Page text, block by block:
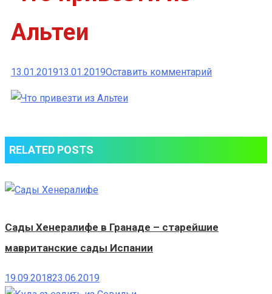
Альтеи
13.01.201913.01.2019Оставить комментарийк
Альтеи
RELATED POSTS
Сады Хенералифе в Гранаде – старейшие
мавританские сады Испании
19.09.201823.06.2019